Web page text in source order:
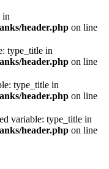
in
header.php on line
type_title in
header.php on line
type_title in
header.php on line
variable: type_title in
header.php on line